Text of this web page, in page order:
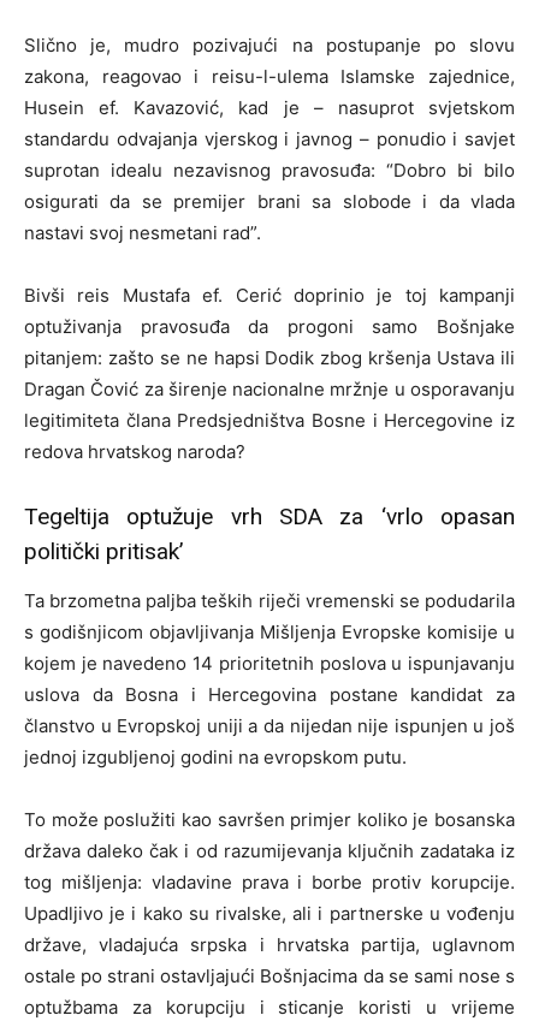
Slično je, mudro pozivajući na postupanje po slovu
zakona, reagovao i reisu-l-ulema Islamske zajednice,
Husein ef. Kavazović, kad je – nasuprot svjetskom
standardu odvajanja vjerskog i javnog – ponudio i savjet
suprotan idealu nezavisnog pravosuđa: “Dobro bi bilo
osigurati da se premijer brani sa slobode i da vlada
nastavi svoj nesmetani rad”.
Bivši reis Mustafa ef. Cerić doprinio je toj kampanji
optuživanja pravosuđa da progoni samo Bošnjake
pitanjem: zašto se ne hapsi Dodik zbog kršenja Ustava ili
Dragan Čović za širenje nacionalne mržnje u osporavanju
legitimiteta člana Predsjedništva Bosne i Hercegovine iz
redova hrvatskog naroda?
Tegeltija optužuje vrh SDA za ‘vrlo opasan
politički pritisak’
Ta brzometna paljba teških riječi vremenski se podudarila
s godišnjicom objavljivanja Mišljenja Evropske komisije u
kojem je navedeno 14 prioritetnih poslova u ispunjavanju
uslova da Bosna i Hercegovina postane kandidat za
članstvo u Evropskoj uniji a da nijedan nije ispunjen u još
jednoj izgubljenoj godini na evropskom putu.
To može poslužiti kao savršen primjer koliko je bosanska
država daleko čak i od razumijevanja ključnih zadataka iz
tog mišljenja: vladavine prava i borbe protiv korupcije.
Upadljivo je i kako su rivalske, ali i partnerske u vođenju
države, vladajuća srpska i hrvatska partija, uglavnom
ostale po strani ostavljajući Bošnjacima da se sami nose s
optužbama za korupciju i sticanje koristi u vrijeme